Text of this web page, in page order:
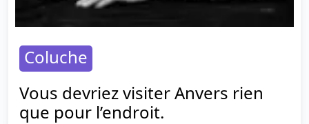
Coluche
Vous devriez visiter Anvers rien
que pour l’endroit.